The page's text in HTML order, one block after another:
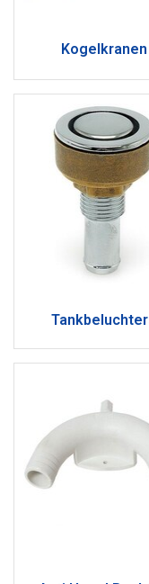
Kogelkranen